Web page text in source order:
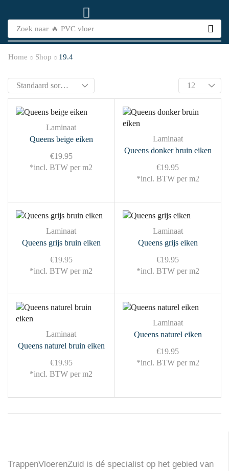
Zoek naar 🔥 PVC vloer
Home Shop 19.4
Laminaat
Queens beige eiken
€19.95
*incl. BTW per m2
Laminaat
Queens donker bruin eiken
€19.95
*incl. BTW per m2
Laminaat
Queens grijs bruin eiken
€19.95
*incl. BTW per m2
Laminaat
Queens grijs eiken
€19.95
*incl. BTW per m2
Laminaat
Queens naturel bruin eiken
€19.95
*incl. BTW per m2
Laminaat
Queens naturel eiken
€19.95
*incl. BTW per m2
TrappenVloerenZuid is dé specialist op het gebied van